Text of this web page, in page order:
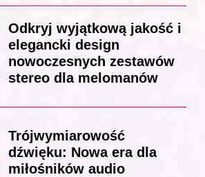
Odkryj wyjątkową jakość i
elegancki design
nowoczesnych zestawów
stereo dla melomanów
Trójwymiarowość
dźwięku: Nowa era dla
miłośników audio